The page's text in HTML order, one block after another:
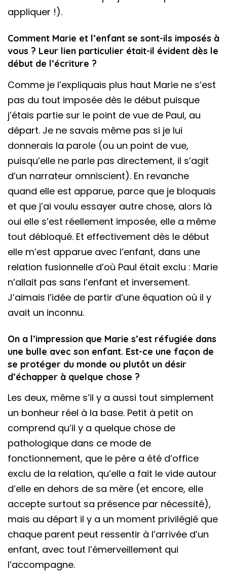
appliquer !).
Comment Marie et l’enfant se sont-ils imposés à
vous ? Leur lien particulier était-il évident dès le
début de l’écriture ?
Comme je l’expliquais plus haut Marie ne s’est
pas du tout imposée dès le début puisque
j’étais partie sur le point de vue de Paul, au
départ. Je ne savais même pas si je lui
donnerais la parole (ou un point de vue,
puisqu’elle ne parle pas directement, il s’agit
d’un narrateur omniscient). En revanche
quand elle est apparue, parce que je bloquais
et que j’ai voulu essayer autre chose, alors là
oui elle s’est réellement imposée, elle a même
tout débloqué. Et effectivement dès le début
elle m’est apparue avec l’enfant, dans une
relation fusionnelle d’où Paul était exclu : Marie
n’allait pas sans l’enfant et inversement.
J’aimais l’idée de partir d’une équation où il y
avait un inconnu.
On a l’impression que Marie s’est réfugiée dans
une bulle avec son enfant. Est-ce une façon de
se protéger du monde ou plutôt un désir
d’échapper à quelque chose ?
Les deux, même s’il y a aussi tout simplement
un bonheur réel à la base. Petit à petit on
comprend qu’il y a quelque chose de
pathologique dans ce mode de
fonctionnement, que le père a été d’office
exclu de la relation, qu’elle a fait le vide autour
d’elle en dehors de sa mère (et encore, elle
accepte surtout sa présence par nécessité),
mais au départ il y a un moment privilégié que
chaque parent peut ressentir à l’arrivée d’un
enfant, avec tout l’émerveillement qui
l’accompagne.